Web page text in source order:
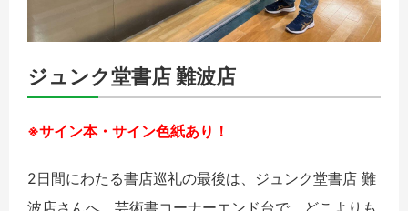
ジュンク堂書店 難波店
※サイン本・サイン色紙あり！
2日間にわたる書店巡礼の最後は、ジュンク堂書店 難
波店さんへ。芸術書コーナーエンド台で、どこよりも